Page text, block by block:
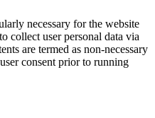
necessary for the website
collect user personal data via
are termed as non-necessary
consent prior to running